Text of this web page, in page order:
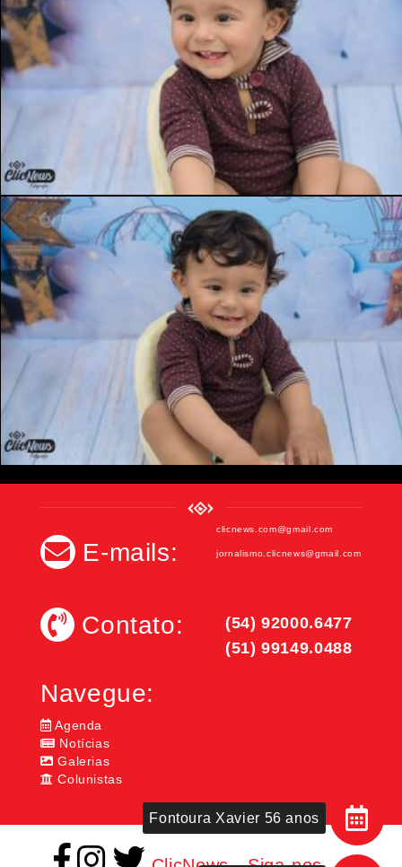
E-mails:
clicnews.com@gmail.com
jornalismo.clicnews@gmail.com
Contato:
(54) 92000.6477
(51) 99149.0488
Navegue:
Agenda
Notícias
Galerias
Colunistas
Fontoura Xavier 56 anos